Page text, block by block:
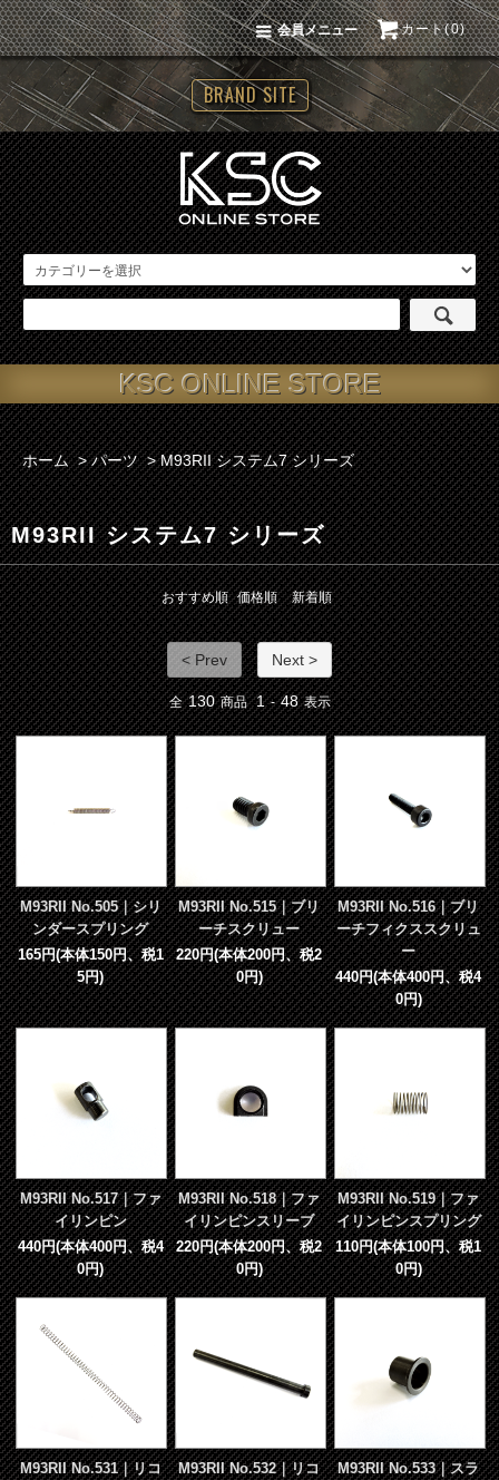
カート(0)
会員メニュー
BRAND SITE
KSC ONLINE STORE
ホーム >パーツ >M93RII システム7 シリーズ
M93RII システム7 シリーズ
おすすめ順 価格順 新着順
< Prev Next >
全 130 商品 1 - 48 表示
M93RII No.505｜シリ
ンダースプリング
165円(本体150円、税1
5円)
M93RII No.515｜ブリ
ーチスクリュー
220円(本体200円、税2
0円)
M93RII No.516｜ブリ
ーチフィクススクリュ
ー
440円(本体400円、税4
0円)
M93RII No.517｜ファ
イリンピン
440円(本体400円、税4
0円)
M93RII No.518｜ファ
イリンピンスリーブ
220円(本体200円、税2
0円)
M93RII No.519｜ファ
イリンピンスプリング
110円(本体100円、税1
0円)
M93RII No.531｜リコ
M93RII No.532｜リコ
M93RII No.533｜スラ